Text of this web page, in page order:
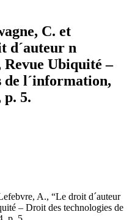
C. et
d´auteur n
Ubiquité –
de l´information,
p. 5.
A., “Le droit d´auteur
– Droit des technologies de